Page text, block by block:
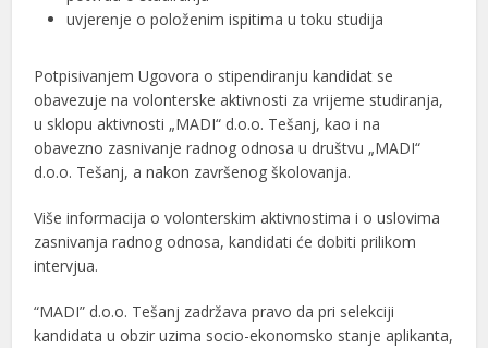
uvjerenje o položenim ispitima u toku studija
Potpisivanjem Ugovora o stipendiranju kandidat se
obavezuje na volonterske aktivnosti za vrijeme studiranja,
u sklopu aktivnosti „MADI“ d.o.o. Tešanj, kao i na
obavezno zasnivanje radnog odnosa u društvu „MADI“
d.o.o. Tešanj, a nakon završenog školovanja.
Više informacija o volonterskim aktivnostima i o uslovima
zasnivanja radnog odnosa, kandidati će dobiti prilikom
intervjua.
“MADI” d.o.o. Tešanj zadržava pravo da pri selekciji
kandidata u obzir uzima socio-ekonomsko stanje aplikanta,